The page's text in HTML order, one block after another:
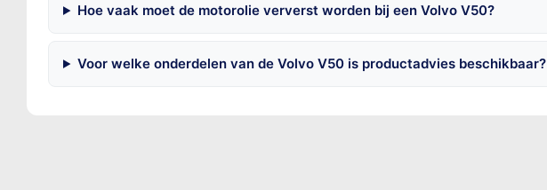
Hoe vaak moet de motorolie ververst worden bij een Volvo V50?
Voor welke onderdelen van de Volvo V50 is productadvies beschikbaar?